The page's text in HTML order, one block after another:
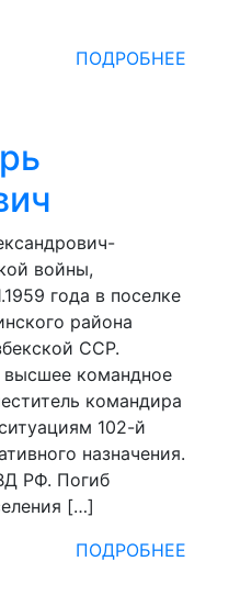
ПОДРОБНЕЕ
войны,
года в поселке
района
ССР.
командное
командира
102-й
назначения.
РФ. Погиб
[…]
ПОДРОБНЕЕ